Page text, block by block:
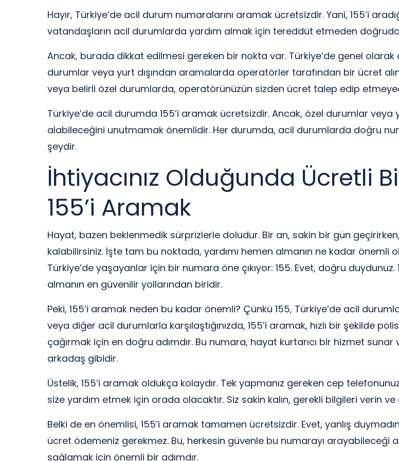
Hayır, Türkiye’de acil durum numaralarını aramak ücretsizdir. Yani, 155’i
vatandaşların acil durumlarda yardım almak için tereddüt etmeden
Ancak, burada dikkat edilmesi gereken bir nokta var. Türkiye’de genel
durumlar veya yurt dışından aramalarda operatörler tarafından bir ücret
veya belirli özel durumlarda, operatörünüzün sizden ücret talep edip
Türkiye’de acil durumda 155’i aramak ücretsizdir. Ancak, özel durumlar
alabileceğini unutmamak önemlidir. Her durumda, acil durumlarda doğru
şeydir.
İhtiyacınız Olduğunda Ücretli
155’i Aramak
Hayat, bazen beklenmedik sürprizlerle doludur. Bir an, sakin bir gün
kalabilirsiniz. İşte tam bu noktada, yardımı hemen almanın ne kadar önemli
Türkiye’de yaşayanlar için bir numara öne çıkıyor: 155. Evet, doğru
almanın en güvenilir yollarından biridir.
Peki, 155’i aramak neden bu kadar önemli? Çünkü 155, Türkiye’de acil
veya diğer acil durumlarla karşılaştığınızda, 155’i aramak, hızlı bir şekilde
çağırmak için en doğru adımdır. Bu numara, hayat kurtarıcı bir hizmet sunar
arkadaş gibidir.
Üstelik, 155’i aramak oldukça kolaydır. Tek yapmanız gereken cep
size yardım etmek için orada olacaktır. Siz sakin kalın, gerekli bilgileri verin ve
Belki de en önemlisi, 155’i aramak tamamen ücretsizdir. Evet, yanlış
ücret ödemeniz gerekmez. Bu, herkesin güvenle bu numarayı arayabileceği
sağlamak için önemli bir adımdır.